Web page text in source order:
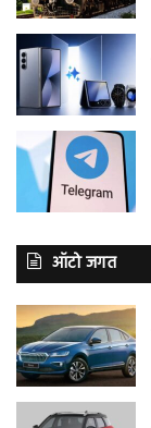
ऑटो जगत